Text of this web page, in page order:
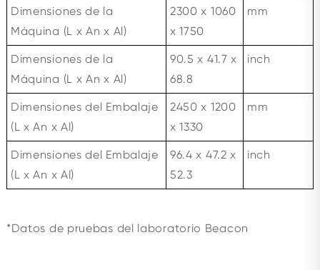
Dimensiones de la
Máquina (L x An x Al)
2300 x 1060
x 1750
mm
Dimensiones de la
Máquina (L x An x Al)
90.5 x 41.7 x
68.8
inch
Dimensiones del Embalaje
(L x An x Al)
2450 x 1200
x 1330
mm
Dimensiones del Embalaje
(L x An x Al)
96.4 x 47.2 x
52.3
inch
*Datos de pruebas del laboratorio Beacon